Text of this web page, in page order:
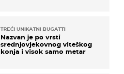
TREĆI UNIKATNI BUGATTI
Nazvan je po vrsti
srednjovjekovnog viteškog
konja i visok samo metar